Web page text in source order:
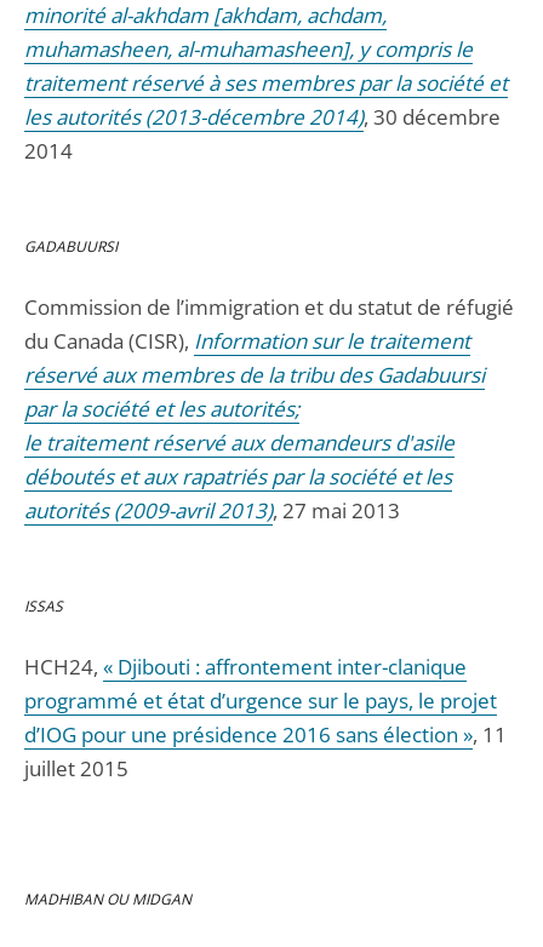
minorité al-akhdam [akhdam, achdam,
muhamasheen, al-muhamasheen], y compris le
traitement réservé à ses membres par la société et
les autorités (2013-décembre 2014), 30 décembre
2014
GADABUURSI
Commission de l’immigration et du statut de réfugié
du Canada (CISR), Information sur le traitement
réservé aux membres de la tribu des Gadabuursi
par la société et les autorités;
le traitement réservé aux demandeurs d'asile
déboutés et aux rapatriés par la société et les
autorités (2009-avril 2013), 27 mai 2013
ISSAS
HCH24, « Djibouti : affrontement inter-clanique
programmé et état d’urgence sur le pays, le projet
d’IOG pour une présidence 2016 sans élection », 11
juillet 2015
MADHIBAN OU MIDGAN